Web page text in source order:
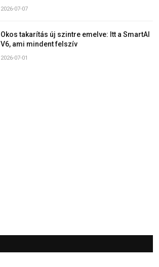
2026-07-07
Okos takarítás új szintre emelve: Itt a SmartAI
V6, ami mindent felszív
2026-07-01